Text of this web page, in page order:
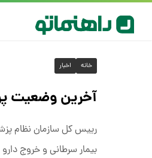
خانه اخبار
آخرین وضعیت
رییس کل سازمان نظام
بیمار سرطانی و خروج